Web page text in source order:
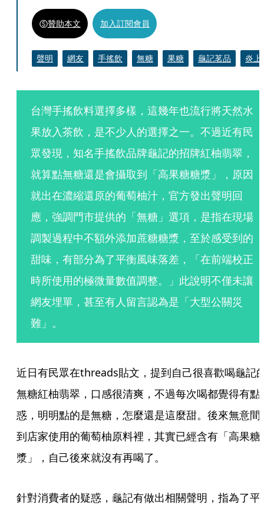
贊助本文 加入訂閱會員
聲明 網友 手搖飲 無糖 果糖 龜記茗品 炎上
台灣手搖飲料選擇多樣，這幾年也流行將天然水
果放入茶飲，是不少人的選擇之一。不過近有民
眾發現，知名手搖飲品牌龜記的招牌紅柚翡翠，
就算點無糖還是會攝取到「高果糖糖漿」，原因
就出在濃縮還原的葡萄柚汁，官方發出聲明回
應，強調門市提供的「無糖」選項，是指在現場
調製過程中不額外添加蔗糖糖漿，至於感受到的
甜味，有部分為了平衡風味落差，「在前端校正
時所使用的極微量數值調整。」此說明不僅未讓
網友埋單，甚至有人留言認為是「大型公關災
難」。
近日有民眾在threads貼文，提到自己很喜歡喝龜記
無糖紅柚翡翠，口感很清爽，不過每次喝都覺得有點
惑，明明點的是無糖，怎麼還是這麼甜。後來無意間
到店家使用的葡萄柚原料裡，其實已經含有「高果糖
漿」，自己後來就沒有再喝了。
針對消費者的疑惑，龜記有做出相關聲明，指為了平